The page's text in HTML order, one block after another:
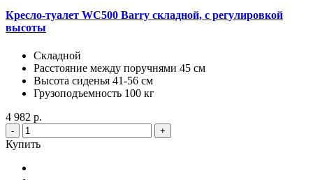
Кресло-туалет WC500 Barry складной, с регулировкой
высоты
Складной
Расстояние между поручнями 45 см
Высота сиденья 41-56 см
Грузоподъемность 100 кг
4 982 р.
- +
Купить